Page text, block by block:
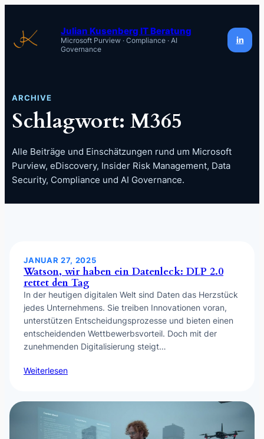
Inhalt
springen
Julian Kusenberg IT Beratung
Microsoft Purview · Compliance · AI
Governance
in
ARCHIVE
Schlagwort: M365
Alle Beiträge und Einschätzungen rund um Microsoft
Purview, eDiscovery, Insider Risk Management, Data
Security, Compliance und AI Governance.
JANUAR 27, 2025
Watson, wir haben ein Datenleck: DLP 2.0
rettet den Tag
In der heutigen digitalen Welt sind Daten das Herzstück
jedes Unternehmens. Sie treiben Innovationen voran,
unterstützen Entscheidungsprozesse und bieten einen
entscheidenden Wettbewerbsvorteil. Doch mit der
zunehmenden Digitalisierung steigt…
Weiterlesen